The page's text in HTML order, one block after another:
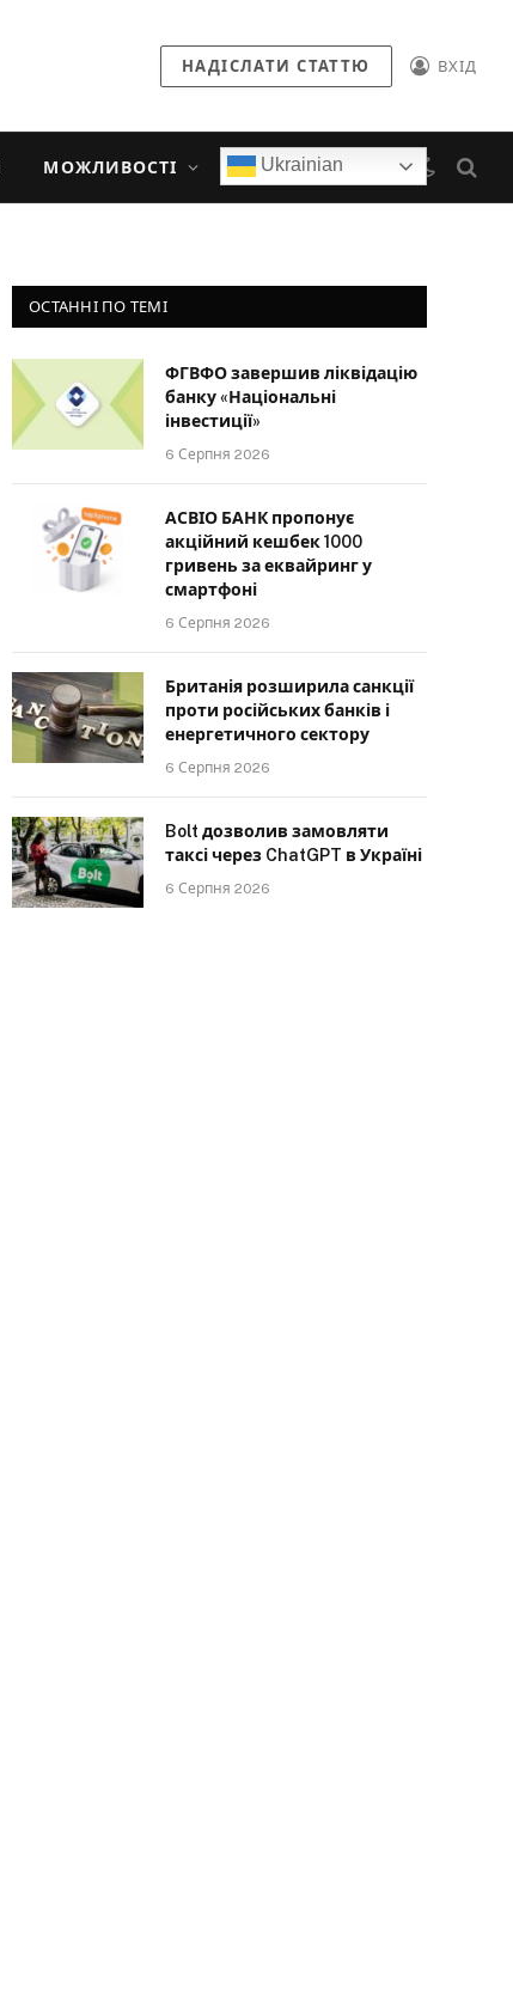
НАДІСЛАТИ СТАТТЮ ВХІД
МОЖЛИВОСТІ Ukrainian
ОСТАННІ ПО ТЕМІ
ФГВФО завершив ліквідацію
банку «Національні
інвестиції»
6 Серпня 2026
АСВІО БАНК пропонує
акційний кешбек 1000
гривень за еквайринг у
смартфоні
6 Серпня 2026
Британія розширила санкції
проти російських банків і
енергетичного сектору
6 Серпня 2026
Bolt дозволив замовляти
таксі через ChatGPT в Україні
6 Серпня 2026